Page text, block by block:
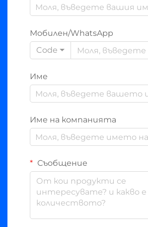
Мобилен/WhatsApp
Code
Име
Име на компанията
Съобщение